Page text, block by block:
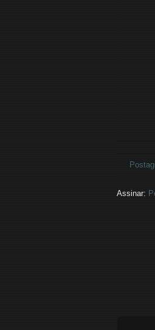
Assinar: